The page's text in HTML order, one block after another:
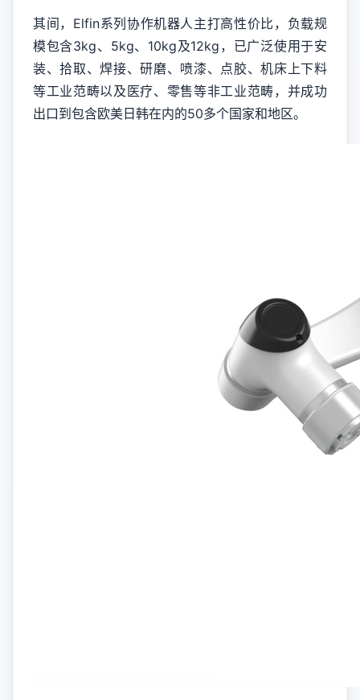
其间，Elfin系列协作机器人主打高性价比，负载规
模包含3kg、5kg、10kg及12kg，已广泛使用于安
装、拾取、焊接、研磨、喷漆、点胶、机床上下料
等工业范畴以及医疗、零售等非工业范畴，并成功
出口到包含欧美日韩在内的50多个国家和地区。